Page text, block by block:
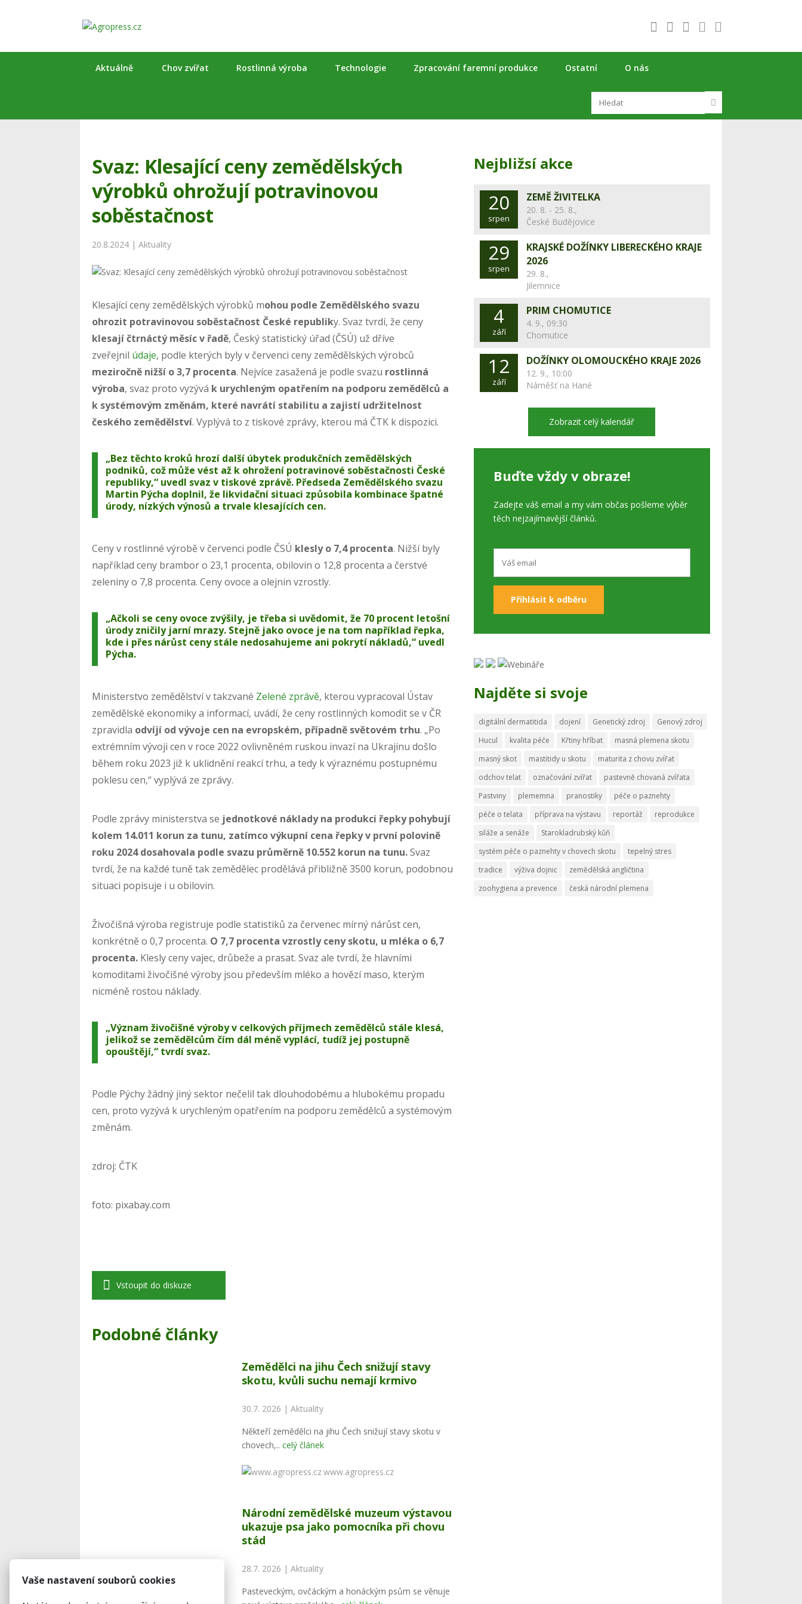
Aktuálně Chov zvířat Rostlinná výroba Technologie Zpracování faremní produkce Ostatní O nás
Svaz: Klesající ceny zemědělských
výrobků ohrožují potravinovou
soběstačnost
20.8.2024 |Aktuality
Klesající ceny zemědělských výrobků mohou podle Zemědělského svazu
ohrozit potravinovou soběstačnost České republiky. Svaz tvrdí, že ceny
klesají čtrnáctý měsíc v řadě, Český statistický úřad (ČSÚ) už dříve
zveřejnil údaje, podle kterých byly v červenci ceny zemědělských výrobců
meziročně nižší o 3,7 procenta. Nejvíce zasažená je podle svazu rostlinná
výroba, svaz proto vyzývá k urychleným opatřením na podporu zemědělců a
k systémovým změnám, které navrátí stabilitu a zajistí udržitelnost
českého zemědělství. Vyplývá to z tiskové zprávy, kterou má ČTK k dispozici.
„Bez těchto kroků hrozí další úbytek produkčních zemědělských
podniků, což může vést až k ohrožení potravinové soběstačnosti České
republiky,“ uvedl svaz v tiskové zprávě. Předseda Zemědělského svazu
Martin Pýcha doplnil, že likvidační situaci způsobila kombinace špatné
úrody, nízkých výnosů a trvale klesajících cen.
Ceny v rostlinné výrobě v červenci podle ČSÚ klesly o 7,4 procenta. Nižší byly
například ceny brambor o 23,1 procenta, obilovin o 12,8 procenta a čerstvé
zeleniny o 7,8 procenta. Ceny ovoce a olejnin vzrostly.
„Ačkoli se ceny ovoce zvýšily, je třeba si uvědomit, že 70 procent letošní
úrody zničily jarní mrazy. Stejně jako ovoce je na tom například řepka,
kde i přes nárůst ceny stále nedosahujeme ani pokrytí nákladů,“ uvedl
Pýcha.
Ministerstvo zemědělství v takzvané Zelené zprávě, kterou vypracoval Ústav
zemědělské ekonomiky a informací, uvádí, že ceny rostlinných komodit se v ČR
zpravidla odvíjí od vývoje cen na evropském, případně světovém trhu. „Po
extrémním vývoji cen v roce 2022 ovlivněném ruskou invazí na Ukrajinu došlo
během roku 2023 již k uklidnění reakcí trhu, a tedy k výraznému postupnému
poklesu cen,“ vyplývá ze zprávy.
Podle zprávy ministerstva se jednotkové náklady na produkci řepky pohybují
kolem 14.011 korun za tunu, zatímco výkupní cena řepky v první polovině
roku 2024 dosahovala podle svazu průměrně 10.552 korun na tunu.Svaz
tvrdí, že na každé tuně tak zemědělec prodělává přibližně 3500 korun, podobnou
situaci popisuje i u obilovin.
Živočišná výroba registruje podle statistiků za červenec mírný nárůst cen,
konkrétně o 0,7 procenta. O 7,7 procenta vzrostly ceny skotu, u mléka o 6,7
procenta. Klesly ceny vajec, drůbeže a prasat. Svaz ale tvrdí, že hlavními
komoditami živočišné výroby jsou především mléko a hovězí maso, kterým
nicméně rostou náklady.
„Význam živočišné výroby v celkových příjmech zemědělců stále klesá,
jelikož se zemědělcům čím dál méně vyplácí, tudíž jej postupně
opouštějí,“ tvrdí svaz.
Podle Pýchy žádný jiný sektor nečelil tak dlouhodobému a hlubokému propadu
cen, proto vyzývá k urychleným opatřením na podporu zemědělců a systémovým
změnám.
zdroj: ČTK
foto: pixabay.com
Vstoupit do diskuze
Podobné články
Zemědělci na jihu Čech snižují stavy
skotu, kvůli suchu nemají krmivo
30.7. 2026 | Aktuality
Někteří zemědělci na jihu Čech snižují stavy skotu v
chovech,.. celý článek
www.agropress.cz
Národní zemědělské muzeum výstavou
ukazuje psa jako pomocníka při chovu
stád
28.7. 2026 | Aktuality
Pasteveckým, ovčáckým a honáckým psům se věnuje
Nejbližsí akce
20
srpen
ZEMĚ ŽIVITELKA
20. 8. - 25. 8.,
České Budějovice
29
srpen
KRAJSKÉ DOŽÍNKY LIBERECKÉHO KRAJE
2026
29. 8.,
Jilemnice
4
září
PRIM CHOMUTICE
4. 9., 09:30
Chomutice
12
září
DOŽÍNKY OLOMOUCKÉHO KRAJE 2026
12. 9., 10:00
Náměšť na Hané
Zobrazit celý kalendář
Buďte vždy v obraze!
Zadejte váš email a my vám občas pošleme výběr
těch nejzajímavější článků.
Najděte si svoje
digitální dermatitida dojení Genetický zdroj
Genový zdroj
Hucul
kvalita péče Křtiny hříbat
masná plemena skotu
masný skot
mastitidy u skotu
maturita z chovu zvířat
odchov telat
označování zvířat
pastevně chovaná zvířata
Pastviny
plememna pranostiky
péče o paznehty
péče o telata
příprava na výstavu reportáž
reprodukce
siláže a senáže
Starokladrubský kůň
systém péče o paznehty v chovech skotu
tepelný stres
tradice
výživa dojnic
zemědělská angličtina
zoohygiena a prevence
česká národní plemena
Vaše nastavení souborů cookies